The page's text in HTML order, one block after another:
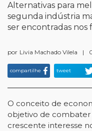
Alternativas para
segunda indústria
ser encontradas nos
por Livia Machado Vilela |
compartilhe tweet
O conceito de
objetivo de combater
crescente interesse